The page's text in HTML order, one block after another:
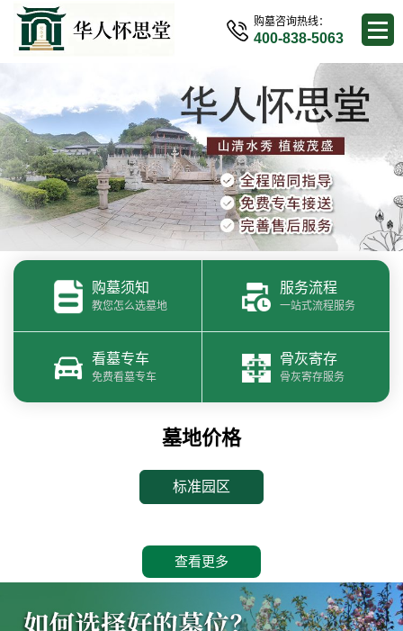
购墓咨询热线：
400-838-5063
购墓须知
教您怎么选墓地
服务流程
一站式流程服务
看墓专车
免费看墓专车
骨灰寄存
骨灰寄存服务
墓地价格
标准园区
查看更多